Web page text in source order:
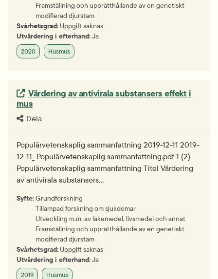
Framställning och upprätthållande av en genetiskt
modifierad djurstam
Svårhetsgrad: Uppgift saknas
Utvärdering i efterhand:Ja
2020 Husmus
Extern länk.
Värdering av antivirala substansers effekt i
mus
Dela
Populärvetenskaplig sammanfattning 2019-12-11 2019-
12-11_ Populärvetenskaplig sammanfattning.pdf 1 (2)
Populärvetenskaplig sammanfattning Titel Värdering
av antivirala substansers…
Syfte:Grundforskning
Tillämpad forskning om sjukdomar
Utveckling m.m. av läkemedel, livsmedel och annat
Framställning och upprätthållande av en genetiskt
modifierad djurstam
Svårhetsgrad: Uppgift saknas
Utvärdering i efterhand:Ja
2019 Husmus